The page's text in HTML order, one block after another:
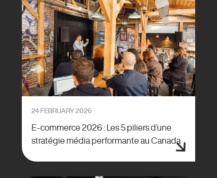
24 FEBRUARY 2026
E-commerce 2026 : Les 5 piliers d’une
stratégie média performante au Canada